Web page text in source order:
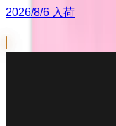
2026/8/6 入荷